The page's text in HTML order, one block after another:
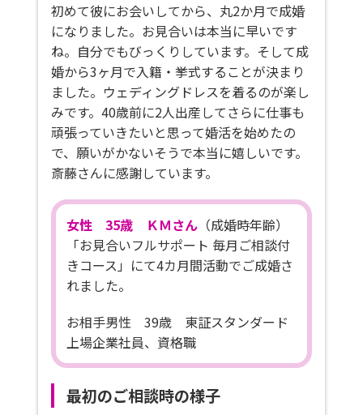
初めて彼にお会いしてから、丸2か月で成婚
になりました。お見合いは本当に早いです
ね。自分でもびっくりしています。そして成
婚から3ヶ月で入籍・挙式することが決まり
ました。ウェディングドレスを着るのが楽し
みです。40歳前に2人出産してさらに仕事も
頑張っていきたいと思って婚活を始めたの
で、願いがかないそうで本当に嬉しいです。
斎藤さんに感謝しています。
女性 35歳 ＫＭさん （成婚時年齢）
「お見合いフルサポート 毎月ご相談付
きコース」にて4カ月間活動でご成婚さ
れました。
お相手男性 39歳 東証スタンダード
上場企業社員、資格職
最初のご相談時の様子